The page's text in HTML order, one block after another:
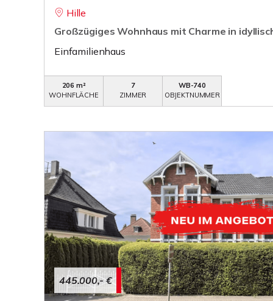
Hille
Großzügiges Wohnhaus mit Charme in
Einfamilienhaus
206 m²
WOHNFLÄCHE
7
ZIMMER
WB-740
OBJEKTNUMMER
445.000,- €